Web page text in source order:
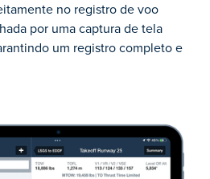
no registro de voo
por uma captura de tela
um registro completo e